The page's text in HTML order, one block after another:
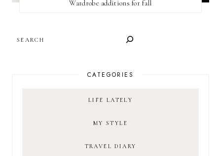
Wardrobe additions for fall
CATEGORIES
LIFE LATELY
MY STYLE
TRAVEL DIARY